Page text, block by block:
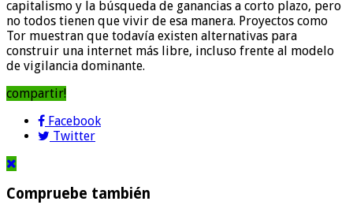
capitalismo y la búsqueda de ganancias a corto plazo, pero
no todos tienen que vivir de esa manera. Proyectos como
Tor muestran que todavía existen alternativas para
construir una internet más libre, incluso frente al modelo
de vigilancia dominante.
compartir!
Facebook
Twitter
Compruebe también